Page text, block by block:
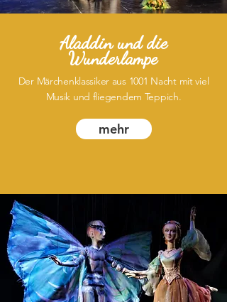
Aladdin und die
Wunderlampe
Der Märchenklassiker aus 1001 Nacht mit viel
Musik und fliegendem Teppich.
mehr